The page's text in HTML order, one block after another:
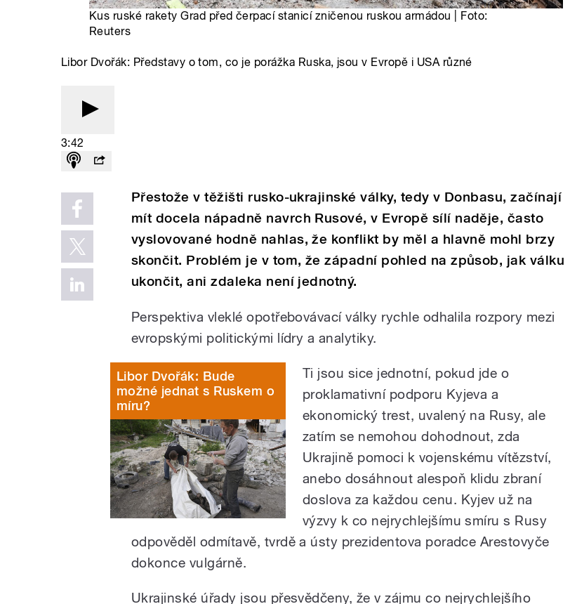
Kus ruské rakety Grad před čerpací stanicí zničenou ruskou armádou | Foto:
Reuters
Libor Dvořák: Představy o tom, co je porážka Ruska, jsou v Evropě i USA různé
3:42
Přestože v těžišti rusko-ukrajinské války, tedy v Donbasu, začínají
mít docela nápadně navrch Rusové, v Evropě sílí naděje, často
vyslovované hodně nahlas, že konflikt by měl a hlavně mohl brzy
skončit. Problém je v tom, že západní pohled na způsob, jak válku
ukončit, ani zdaleka není jednotný.
Perspektiva vleklé opotřebovávací války rychle odhalila rozpory mezi
evropskými politickými lídry a analytiky.
Libor Dvořák: Bude
možné jednat s Ruskem o
míru?
Ti jsou sice jednotní, pokud jde o
proklamativní podporu Kyjeva a
ekonomický trest, uvalený na Rusy, ale
zatím se nemohou dohodnout, zda
Ukrajině pomoci k vojenskému vítězství,
anebo dosáhnout alespoň klidu zbraní
doslova za každou cenu. Kyjev už na
výzvy k co nejrychlejšímu smíru s Rusy
odpověděl odmítavě, tvrdě a ústy prezidentova poradce Arestovyče
dokonce vulgárně.
Ukrajinské úřady jsou přesvědčeny, že v zájmu co nejrychlejšího